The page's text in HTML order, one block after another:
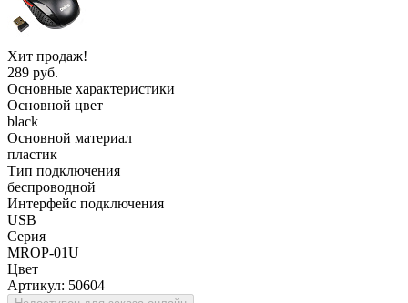
Хит продаж!
289 руб.
Основные характеристики
Основной цвет
black
Основной материал
пластик
Тип подключения
беспроводной
Интерфейс подключения
USB
Серия
MROP-01U
Цвет
Артикул: 50604